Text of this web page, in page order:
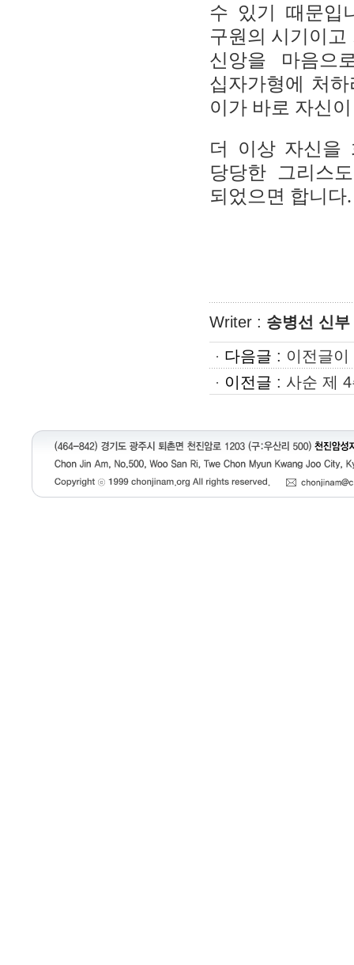
수 있기 때문입
구원의 시기이
신앙을 마음으
십자가형에 처
이가 바로 자신
더 이상 자신
당당한 그리스
되었으면 합니다.
Writer : 송병선 신부
다음글 : 이전글
이전글 : 사순 제